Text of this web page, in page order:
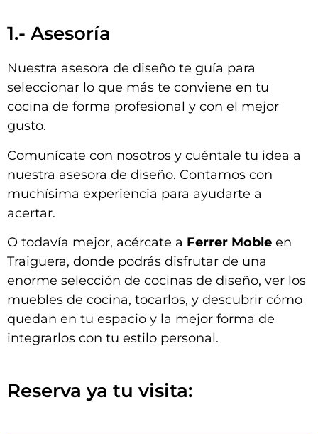
1.- Asesoría
Nuestra asesora de diseño te guía para
seleccionar lo que más te conviene en tu
cocina de forma profesional y con el mejor
gusto.
Comunícate con nosotros y cuéntale tu idea a
nuestra asesora de diseño. Contamos con
muchísima experiencia para ayudarte a
acertar.
O todavía mejor, acércate a Ferrer Moble en
Traiguera, donde podrás disfrutar de una
enorme selección de cocinas de diseño, ver los
muebles de cocina, tocarlos, y descubrir cómo
quedan en tu espacio y la mejor forma de
integrarlos con tu estilo personal.
Reserva ya tu visita: